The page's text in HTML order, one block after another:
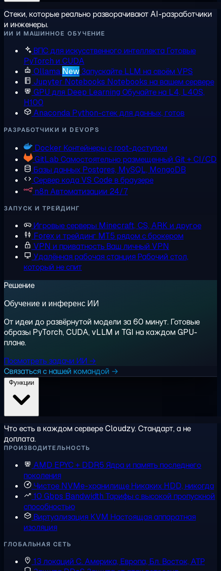
Стеки, которые реально разворачивают AI-разработчики
и инженеры.
ИИ И МАШИННОЕ ОБУЧЕНИЕ
ВПС для искусственного интеллектаГотовые
PyTorch и CUDA
Ollama NewЗапускайте LLM на своём VPS
Jupyter Notebooks Notebooks на вашем сервере
GPU для Deep Learning Обучайте на L4, L40S,
H100
Anaconda Python-стек для данных, готов
РАЗРАБОТЧИКИ И DEVOPS
Docker Контейнеры с root-доступом
GitLab Самостоятельно размещенный Git + CI/CD
Базы данных Postgres, MySQL, MongoDB
Сервер кодаVS Code в браузере
n8n Автоматизации 24/7
ЗАПУСК И ТРЕЙДИНГ
Игровые серверы Minecraft, CS, ARK и другое
Forex и трейдинг MT5 рядом с брокером
VPN и приватностьВаш личный VPN
Удалённая рабочая станцияРабочий стол,
который не спит
Решение
Обучение и инференс ИИ
От идеи до развёрнутой модели за 60 минут. Готовые
образы PyTorch, CUDA, vLLM и TGI на каждом GPU-
плане.
Посмотреть задачи ИИ →
Связаться с нашей командой →
Что есть в каждом сервере Cloudzy. Стандарт, а не
доплата.
ПРОИЗВОДИТЕЛЬНОСТЬ
AMD EPYC + DDR5 Ядра и память последнего
поколения
Чистое NVMe-хранилищеНикаких HDD, никогда
10 Gbps Bandwidth Тарифы с высокой пропускной
способностью
Виртуализация KVM Настоящая аппаратная
изоляция
ГЛОБАЛЬНАЯ СЕТЬ
13 локаций С. Америка, Европа, Бл. Восток, АТР